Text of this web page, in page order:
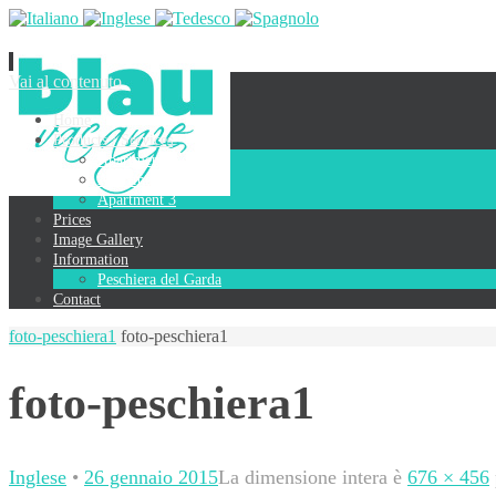
Vai al contenuto
Home
Products / Services
Apartment 1
Apartment 2
Apartment 3
Prices
Image Gallery
Information
Peschiera del Garda
Contact
foto-peschiera1 foto-peschiera1
foto-peschiera1
Inglese • 26 gennaio 2015La dimensione intera è 676 × 456